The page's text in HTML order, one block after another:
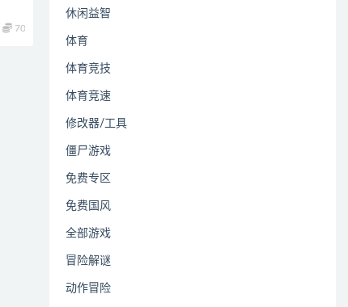
70
休闲益智
体育
体育竞技
体育竞速
修改器/工具
僵尸游戏
免费专区
免费国风
全部游戏
冒险解谜
动作冒险